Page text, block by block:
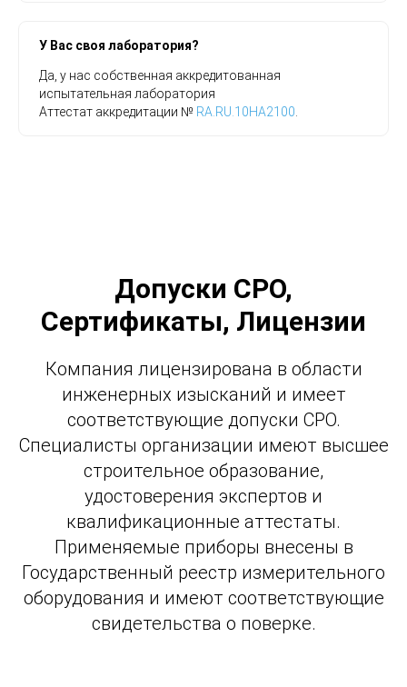
У Вас своя лаборатория?
Да, у нас собственная аккредитованная
испытательная лаборатория
Аттестат аккредитации № RA.RU.10HA2100.
Допуски СРО,
Сертификаты, Лицензии
Компания лицензирована в области
инженерных изысканий и имеет
соответствующие допуски СРО.
Специалисты организации имеют высшее
строительное образование,
удостоверения экспертов и
квалификационные аттестаты.
Применяемые приборы внесены в
Государственный реестр измерительного
оборудования и имеют соответствующие
свидетельства о поверке.